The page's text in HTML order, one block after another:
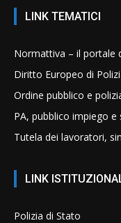
LINK TEMATICI
Normattiva – il portale
Diritto Europeo di
Ordine pubblico e
PA, pubblico impiego e
Tutela dei lavoratori,
LINK
Polizia di Stato